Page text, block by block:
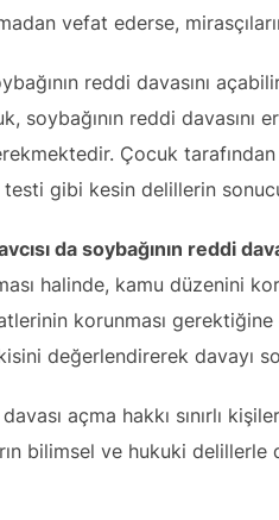
vefat ederse,
reddi davasını
soybağının reddi
Çocuk
testi gibi kesin delillerin
da soybağının reddi
halinde, kamu düzenini
korunması
değerlendirerek davayı
açma hakkı sınırlı
bilimsel ve hukuki delillerle